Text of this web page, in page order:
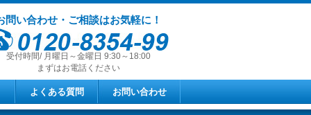
問い合わせ・ご相談はお気軽に！
受付時間/ 月曜日～金曜日 9:30～18:00
まずはお電話ください
よくある質問 お問い合わせ